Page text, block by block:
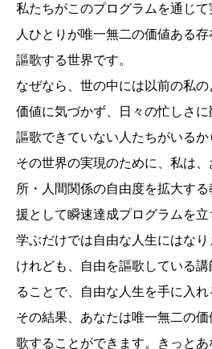
私たちがこのプログラムを通じ
人ひとりが唯一無二の価値ある
謳歌する世界です。
なぜなら、世の中には以前の私
価値に気づかず、日々の忙しさ
謳歌できていない人たちがいるか
その世界の実現のために、私は
所・人間関係の自由度を拡大す
援として瞬速達成プログラムを
学ぶだけでは自由な人生にはなり
けれども、自由を謳歌している
ることで、自由な人生を手に入れ
その結果、あなたは唯一無二の
歌することができます。きっと